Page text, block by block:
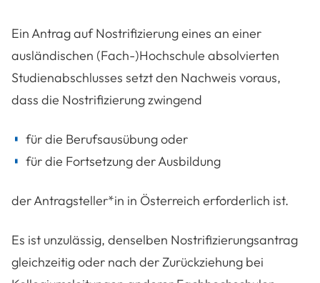
Ein Antrag auf Nostrifizierung eines an einer
ausländischen (Fach-)Hochschule absolvierten
Studienabschlusses setzt den Nachweis voraus,
dass die Nostrifizierung zwingend
für die Berufsausübung oder
für die Fortsetzung der Ausbildung
der Antragsteller*in in Österreich erforderlich ist.
Es ist unzulässig, denselben Nostrifizierungsantrag
gleichzeitig oder nach der Zurückziehung bei